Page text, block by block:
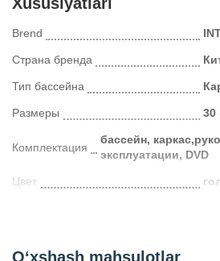
Brend
Страна бренда
Тип бассейна
Размеры 30
Комплектация
бассейн,
эксплуатации, DVD
Цвет
O‘xshash mahsulotlar